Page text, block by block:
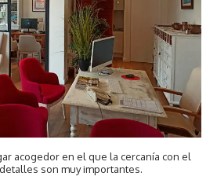
acogedor en el que la cercanía con el
son muy importantes.